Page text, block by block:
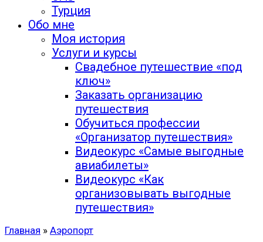
Турция
Обо мне
Моя история
Услуги и курсы
Свадебное путешествие «под
ключ»
Заказать организацию
путешествия
Обучиться профессии
«Организатор путешествия»
Видеокурс «Самые выгодные
авиабилеты»
Видеокурс «Как
организовывать выгодные
путешествия»
Главная » Аэропорт